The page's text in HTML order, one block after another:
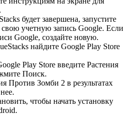
будет завершена, запустите
учетную запись Google. Если
Google, создайте новую.
найдите Google Play Store
Play Store введите Растения
Поиск.
Против Зомби 2 в результатах
чтобы начать установку